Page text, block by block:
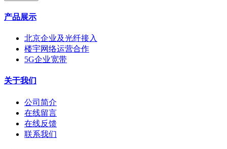
产品展示
北京企业及光纤接入
楼宇网络运营合作
5G企业宽带
关于我们
公司简介
在线留言
在线反馈
联系我们